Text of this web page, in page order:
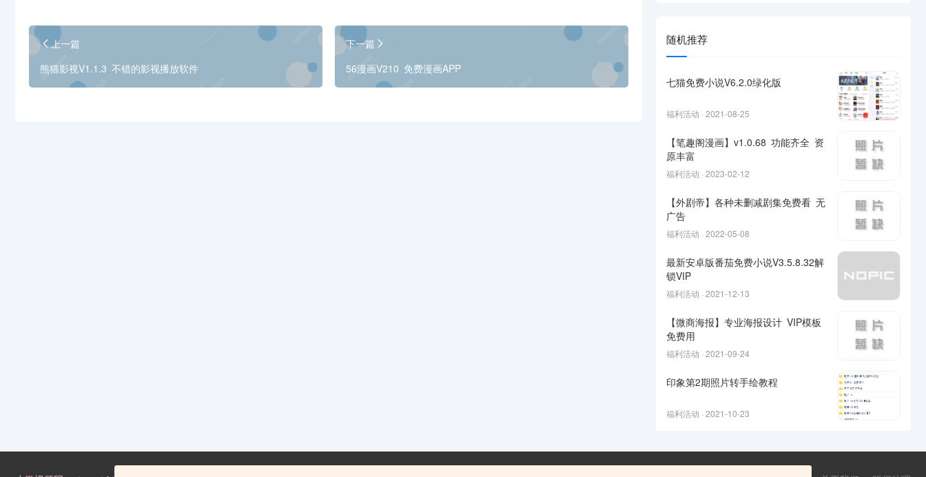
上一篇
熊猫影视V1.1.3 不错的影视播放软件
下一篇
56漫画V210 免费漫画APP
随机推荐
七猫免费小说V6.2.0绿化版
福利活动 · 2021-08-25
【笔趣阁漫画】v1.0.68 功能齐全 资
原丰富
福利活动 · 2023-02-12
【外剧帝】各种未删减剧集免费看 无
广告
福利活动 · 2022-05-08
最新安卓版番茄免费小说V3.5.8.32解
锁VIP
福利活动 · 2021-12-13
【微商海报】专业海报设计 VIP模板
免费用
福利活动 · 2021-09-24
印象第2期照片转手绘教程
福利活动 · 2021-10-23